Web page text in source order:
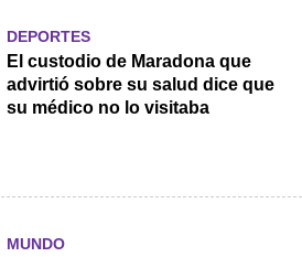
DEPORTES
El custodio de Maradona que
advirtió sobre su salud dice que
su médico no lo visitaba
MUNDO